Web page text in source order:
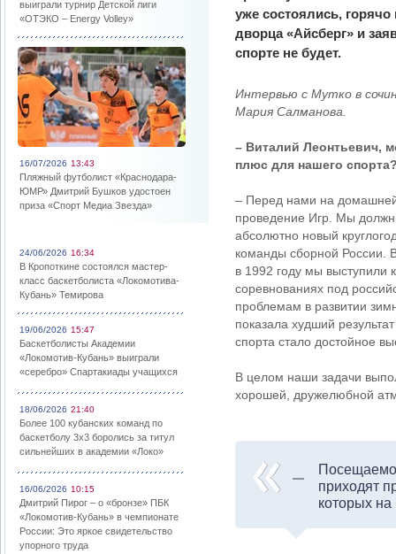
выиграли турнир Детской лиги
«ОТЭКО – Energy Volley»
16/07/2026 13:43
Пляжный футболист «Краснодара-
ЮМР» Дмитрий Бушков удостоен
приза «Спорт Медиа Звезда»
24/06/2026 16:34
В Кропоткине состоялся мастер-
класс баскетболиста «Локомотива-
Кубань» Темирова
19/06/2026 15:47
Баскетболисты Академии
«Локомотив-Кубань» выиграли
«серебро» Спартакиады учащихся
18/06/2026 21:40
Более 100 кубанских команд по
баскетболу 3х3 боролись за титул
сильнейших в академии «Локо»
16/06/2026 10:15
Дмитрий Пирог – о «бронзе» ПБК
«Локомотив-Кубань» в чемпионате
России: Это яркое свидетельство
упорного труда
уже состоялись,
дворца «Айсберг» и
спорте не будет.
Интервью с Мутко в
Мария Салманова.
– Виталий Леонтьевич,
плюс для нашего
– Перед нами на
проведение Игр. Мы
абсолютно новый
команды сборной России.
в 1992 году мы выступили
соревнованиях под
проблемам в развитии
показала худший
спорта стало достойное
В целом наши задачи
хорошей, дружелюбной
приходят
которых